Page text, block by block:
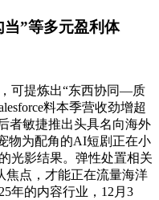
”等多元盈利体
可提炼出“东西协同—质
料本季营收劲增超
者敏捷推出头具名向海外
物为配角的AI短剧正在小
光影结果。弹性处置相关
焦点，才能正在流量海洋
年的内容行业，12月3